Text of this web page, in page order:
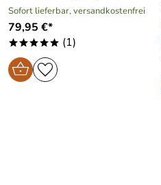
Sofort lieferbar, versandkostenfrei
79,95 €*
***** (1)